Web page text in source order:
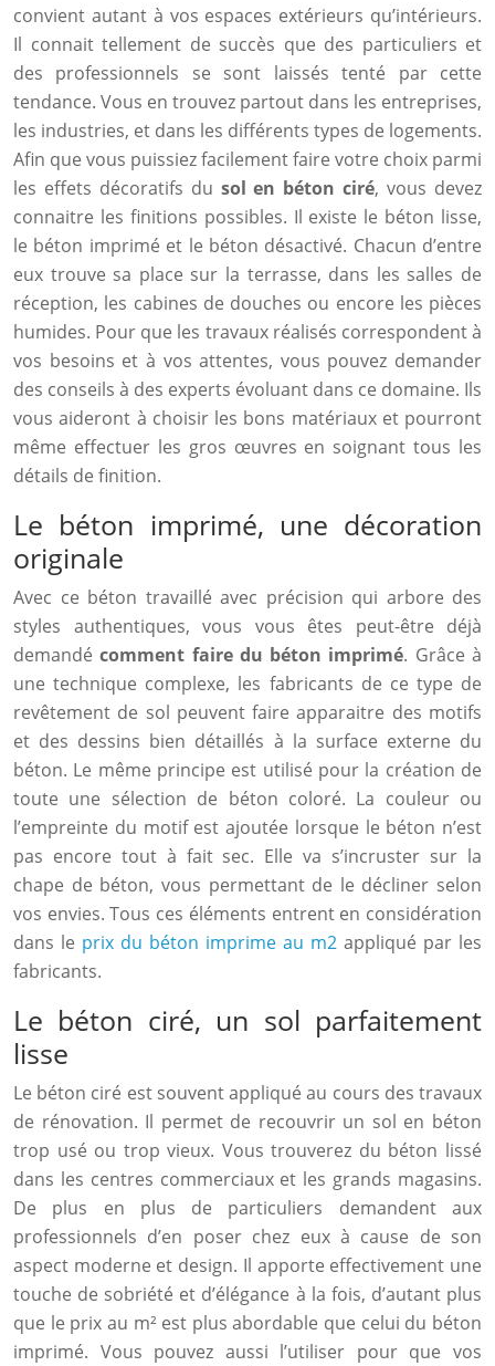
convient autant à vos espaces extérieurs qu’intérieurs.
Il connait tellement de succès que des particuliers et
des professionnels se sont laissés tenté par cette
tendance. Vous en trouvez partout dans les entreprises,
les industries, et dans les différents types de logements.
Afin que vous puissiez facilement faire votre choix parmi
les effets décoratifs du sol en béton ciré, vous devez
connaitre les finitions possibles. Il existe le béton lisse,
le béton imprimé et le béton désactivé. Chacun d’entre
eux trouve sa place sur la terrasse, dans les salles de
réception, les cabines de douches ou encore les pièces
humides. Pour que les travaux réalisés correspondent à
vos besoins et à vos attentes, vous pouvez demander
des conseils à des experts évoluant dans ce domaine. Ils
vous aideront à choisir les bons matériaux et pourront
même effectuer les gros œuvres en soignant tous les
détails de finition.
Le béton imprimé, une décoration
originale
Avec ce béton travaillé avec précision qui arbore des
styles authentiques, vous vous êtes peut-être déjà
demandécomment faire du béton imprimé. Grâce à
une technique complexe, les fabricants de ce type de
revêtement de sol peuvent faire apparaitre des motifs
et des dessins bien détaillés à la surface externe du
béton. Le même principe est utilisé pour la création de
toute une sélection de béton coloré. La couleur ou
l’empreinte du motif est ajoutée lorsque le béton n’est
pas encore tout à fait sec. Elle va s’incruster sur la
chape de béton, vous permettant de le décliner selon
vos envies. Tous ces éléments entrent en considération
dans le prix du béton imprime au m2 appliqué par les
fabricants.
Le béton ciré, un sol parfaitement
lisse
Le béton ciré est souvent appliqué au cours des travaux
de rénovation. Il permet de recouvrir un sol en béton
trop usé ou trop vieux. Vous trouverez du béton lissé
dans les centres commerciaux et les grands magasins.
De plus en plus de particuliers demandent aux
professionnels d’en poser chez eux à cause de son
aspect moderne et design. Il apporte effectivement une
touche de sobriété et d’élégance à la fois, d’autant plus
que le prix au m² est plus abordable que celui du béton
imprimé. Vous pouvez aussi l’utiliser pour que vos